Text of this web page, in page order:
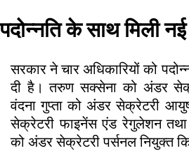
पदोन्नति के साथ मिली
सरकार ने चार अधिकारियों को
दी है। तरुण सक्सेना को अंडर
वंदना गुप्ता को अंडर सेक्रेटरी
सेक्रेटरी फाइनेंस एंड रेगुलेशन तथा
को अंडर सेक्रेटरी पर्सनल नियुक्त